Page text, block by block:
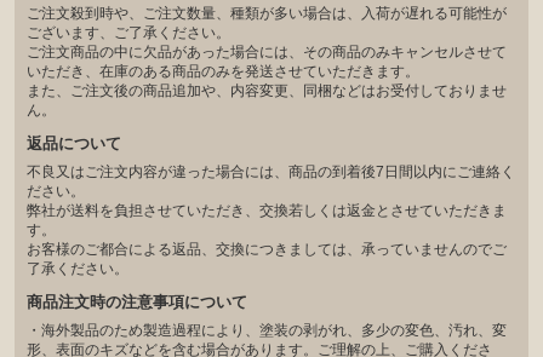
ご注文殺到時や、ご注文数量、種類が多い場合は、入荷が遅れる可能性が
ございます、ご了承ください。
ご注文商品の中に欠品があった場合には、その商品のみキャンセルさせて
いただき、在庫のある商品のみを発送させていただきます。
また、ご注文後の商品追加や、内容変更、同梱などはお受付しておりませ
ん。
返品について
不良又はご注文内容が違った場合には、商品の到着後7日間以内にご連絡く
ださい。
弊社が送料を負担させていただき、交換若しくは返金とさせていただきま
す。
お客様のご都合による返品、交換につきましては、承っていませんのでご
了承ください。
商品注文時の注意事項について
・海外製品のため製造過程により、塗装の剥がれ、多少の変色、汚れ、変
形、表面のキズなどを含む場合があります。ご理解の上、ご購入くださ